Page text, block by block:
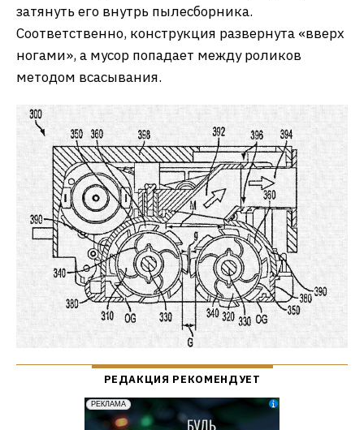
затянуть его внутрь пылесборника.
Соответственно, конструкция развернута «вверх
ногами», а мусор попадает между роликов
методом всасывания.